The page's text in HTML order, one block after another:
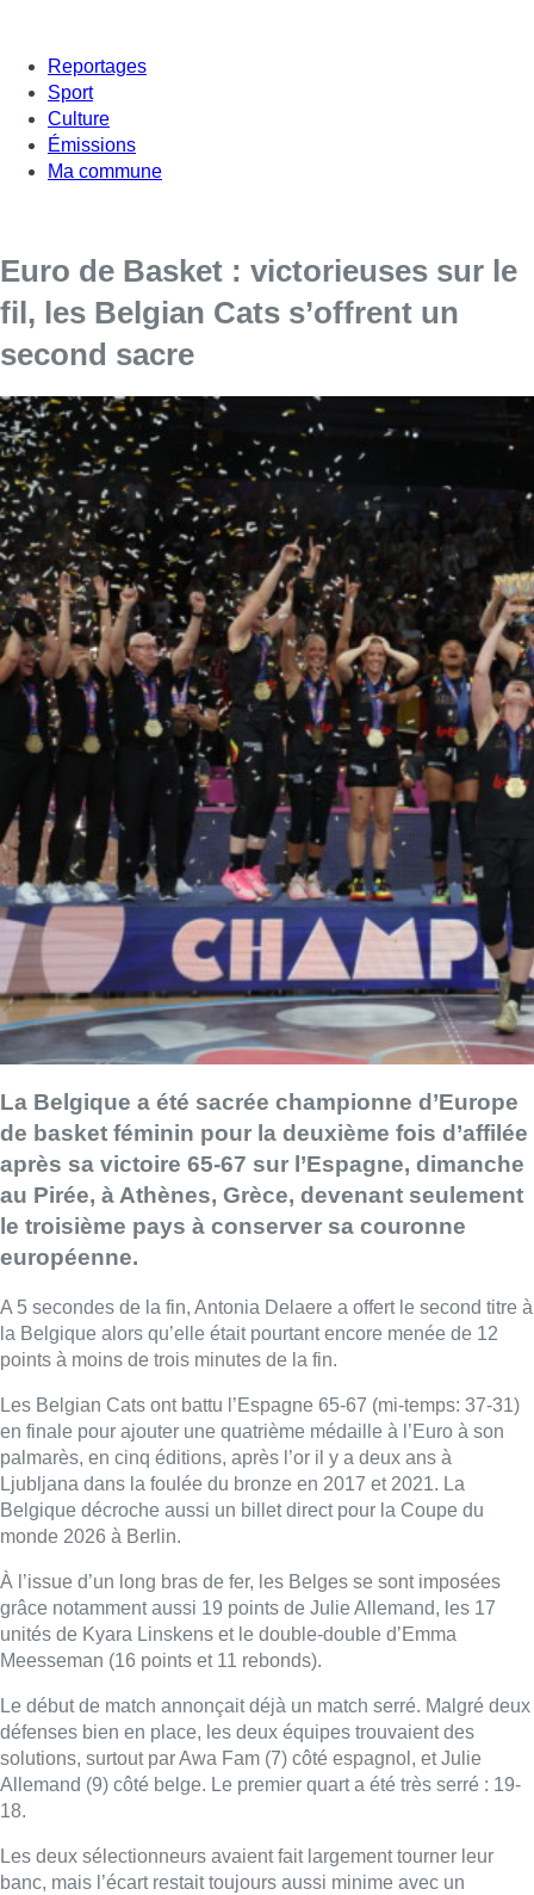
Reportages
Sport
Culture
Émissions
Ma commune
Euro de Basket : victorieuses sur le
fil, les Belgian Cats s’offrent un
second sacre
La Belgique a été sacrée championne d’Europe
de basket féminin pour la deuxième fois d’affilée
après sa victoire 65-67 sur l’Espagne, dimanche
au Pirée, à Athènes, Grèce, devenant seulement
le troisième pays à conserver sa couronne
européenne.
A 5 secondes de la fin, Antonia Delaere a offert le second titre à
la Belgique alors qu’elle était pourtant encore menée de 12
points à moins de trois minutes de la fin.
Les Belgian Cats ont battu l’Espagne 65-67 (mi-temps: 37-31)
en finale pour ajouter une quatrième médaille à l’Euro à son
palmarès, en cinq éditions, après l’or il y a deux ans à
Ljubljana dans la foulée du bronze en 2017 et 2021. La
Belgique décroche aussi un billet direct pour la Coupe du
monde 2026 à Berlin.
À l’issue d’un long bras de fer, les Belges se sont imposées
grâce notamment aussi 19 points de Julie Allemand, les 17
unités de Kyara Linskens et le double-double d’Emma
Meesseman (16 points et 11 rebonds).
Le début de match annonçait déjà un match serré. Malgré deux
défenses bien en place, les deux équipes trouvaient des
solutions, surtout par Awa Fam (7) côté espagnol, et Julie
Allemand (9) côté belge. Le premier quart a été très serré : 19-
18.
Les deux sélectionneurs avaient fait largement tourner leur
banc, mais l’écart restait toujours aussi minime avec un